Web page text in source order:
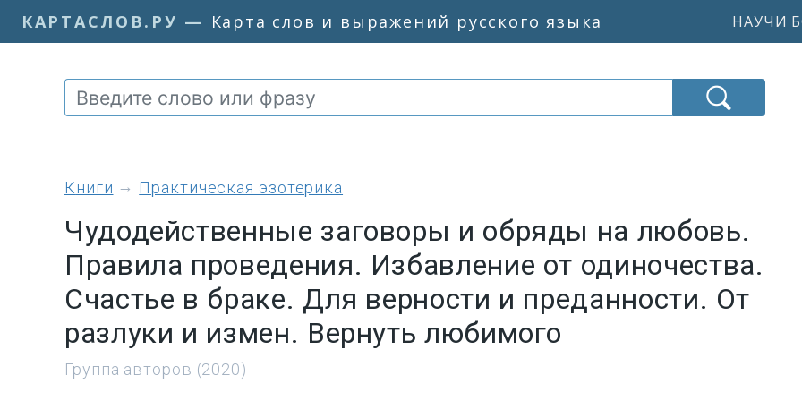
КАРТАСЛОВ.РУ — Карта слов и выражений русского языка НАУЧИ
книги Практическая эзотерика
Чудодейственные заговоры и обряды на любовь.
Правила проведения. Избавление от одиночества.
Счастье в браке. Для верности и преданности. От
разлуки и измен. Вернуть любимого
Группа авторов (2020)